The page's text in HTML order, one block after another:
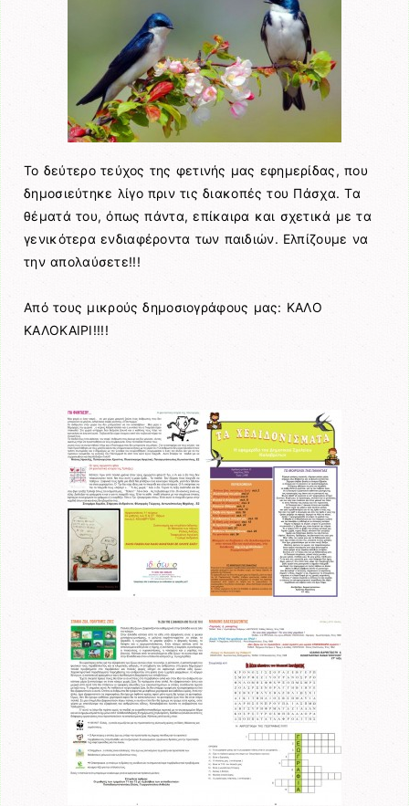
Το δεύτερο τεύχος της φετινής μας εφημερίδας, που
δημοσιεύτηκε λίγο πριν τις διακοπές του Πάσχα. Τα
θέματά του, όπως πάντα, επίκαιρα και σχετικά με τα
γενικότερα ενδιαφέροντα των παιδιών. Ελπίζουμε να
την απολαύσετε!!!
Από τους μικρούς δημοσιογράφους μας: ΚΑΛΟ
ΚΑΛΟΚΑΙΡΙ!!!!